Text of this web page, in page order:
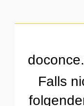
Falls